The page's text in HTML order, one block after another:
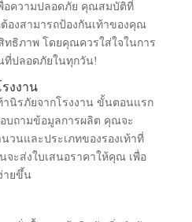
เลือกสามารถปกป้องเท้าของ
มมาตรฐานที่กำหนด.
ต่างๆ บนป้ายเหล่านี้ช่วยให้คุณ
งการของคุณ เมื่อคุณเลือกซื้อ
ฐาน คุณจะมั่นใจได้ว่าผลิตภัณฑ์
อความปลอดภัย คุณสมบัติที่
องสามารถป้องกันเท้าของคุณ
ทธิภาพ โดยคุณควรใส่ใจในการ
ที่ปลอดภัยในทุกวัน!
งงาน
นิรภัยจากโรงงาน ขั้นตอนแรก